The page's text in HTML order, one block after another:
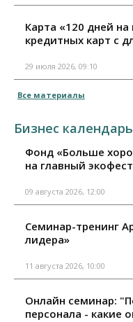
Карта «120 дней
кредитных карт с
29 июля 2026, 09:10
Все материалы
Бизнес календарь
Фонд «Больше
на главный
09 августа 2026, 12:00
Семинар-тренинг
лидера»
11 августа 2026, 10:00
Онлайн семинар:
персонала - какие